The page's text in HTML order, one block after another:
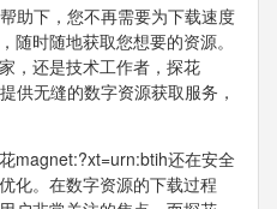
助下，您不再需要为下载速度
随时随地获取您想要的资源。
，还是技术工作者，探花
供无缝的数字资源获取服务，
magnet:?xt=urn:btih还在安全
化。在数字资源的下载过程